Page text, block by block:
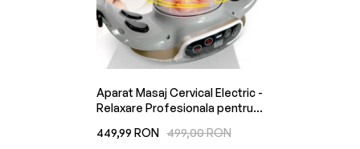
Aparat Masaj Cervical Electric -
Relaxare Profesionala pentru
Tehnologie Vibranta Avansata
449,99 RON 499,00 RON